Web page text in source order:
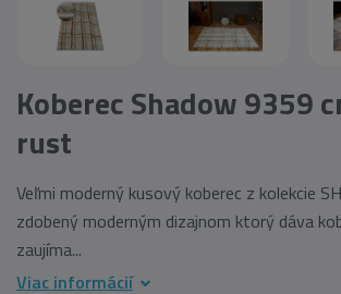
Koberec Shadow 9359
rust
Veľmi moderný kusový koberec z kolekcie
zdobený moderným dizajnom ktorý dáva
zaujíma...
Viac informácií